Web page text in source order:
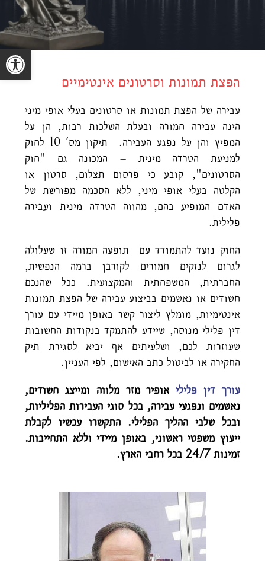
הפצת תמונות וסרטונים אינטימיים
עבירה של הפצת תמונות או סרטונים בעלי אופי מיני
הינה עבירה חמורה ובעלת השלכות רבות, הן על
המפיץ והן על נפגע העבירה. תיקון מס' 10 לחוק
למניעת הטרדה מינית – המכונה גם "חוק
הסרטונים", קובע כי פרסום תצלום, סרטון או
הקלטה בעלי אופי מיני, ללא הסכמה מפורשת של
האדם המופיע בהם, מהווה הטרדה מינית ועבירה
פלילית.
החוק נועד להתמודד עם תופעה חמורה זו שעלולה
לגרום לנזקים חמורים לקורבן ברמה הנפשית,
החברתית, המשפחתית והמקצועית. ככל שהנכם
חשודים או נאשמים בביצוע עבירה של הפצת תמונות
אינטימיות, מומלץ ליצור קשר באופן מיידי עם עורך
דין פלילי מנוסה, שיידע להתמקד בנקודות החשובות
שעוזרות לכם, ושלעיתים אף יביא לסגירת תיק
החקירה או לביטול כתב האישום, לפי העניין.
עורך דין פליליאופיר מזר מלווה ומייצג חשודים,
נאשמים ונפגעי עבירה, בכל סוגי העבירות הפליליות,
ובכל שלבי ההליך הפלילי. התקשרו עכשיו לקבלת
ייעוץ משפטי ראשוני, באופן מיידי וללא התחייבות.
זמינות 24/7 בכל רחבי הארץ.
פתח סרגל נגישות